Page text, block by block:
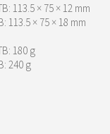
113.5 × 75 × 12 mm
113.5 × 75 × 18 mm
180 g
240 g